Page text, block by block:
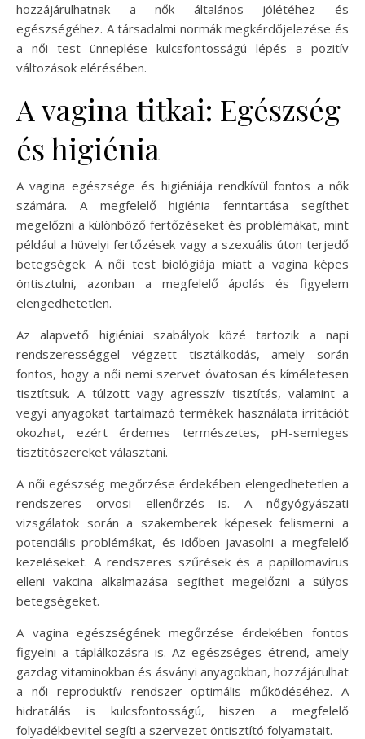
hozzájárulhatnak a nők általános jólétéhez és
egészségéhez. A társadalmi normák megkérdőjelezése és
a női test ünneplése kulcsfontosságú lépés a pozitív
változások elérésében.
A vagina titkai: Egészség
és higiénia
A vagina egészsége és higiéniája rendkívül fontos a nők
számára. A megfelelő higiénia fenntartása segíthet
megelőzni a különböző fertőzéseket és problémákat, mint
például a hüvelyi fertőzések vagy a szexuális úton terjedő
betegségek. A női test biológiája miatt a vagina képes
öntisztulni, azonban a megfelelő ápolás és figyelem
elengedhetetlen.
Az alapvető higiéniai szabályok közé tartozik a napi
rendszerességgel végzett tisztálkodás, amely során
fontos, hogy a női nemi szervet óvatosan és kíméletesen
tisztítsuk. A túlzott vagy agresszív tisztítás, valamint a
vegyi anyagokat tartalmazó termékek használata irritációt
okozhat, ezért érdemes természetes, pH-semleges
tisztítószereket választani.
A női egészség megőrzése érdekében elengedhetetlen a
rendszeres orvosi ellenőrzés is. A nőgyógyászati
vizsgálatok során a szakemberek képesek felismerni a
potenciális problémákat, és időben javasolni a megfelelő
kezeléseket. A rendszeres szűrések és a papillomavírus
elleni vakcina alkalmazása segíthet megelőzni a súlyos
betegségeket.
A vagina egészségének megőrzése érdekében fontos
figyelni a táplálkozásra is. Az egészséges étrend, amely
gazdag vitaminokban és ásványi anyagokban, hozzájárulhat
a női reproduktív rendszer optimális működéséhez. A
hidratálás is kulcsfontosságú, hiszen a megfelelő
folyadékbevitel segíti a szervezet öntisztító folyamatait.